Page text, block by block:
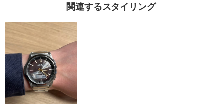
関連するスタイリング